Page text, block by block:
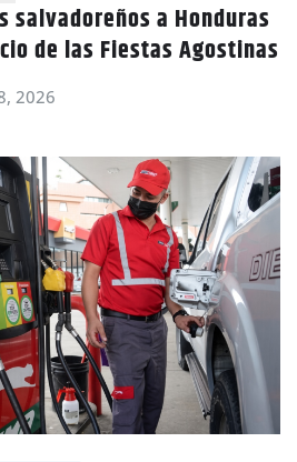
salvadoreños a Honduras
de las Fiestas Agostinas
2026